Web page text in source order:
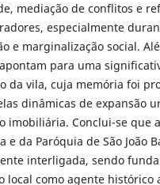
mediação de conflitos e
especialmente
e marginalização social.
para uma
da vila, cuja memória foi
dinâmicas de expansão
imobiliária. Conclui-se que
e da Paróquia de São João
interligada, sendo
local como agente histórico